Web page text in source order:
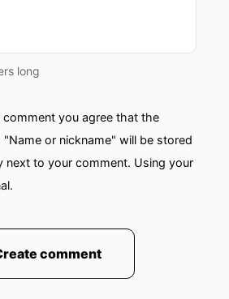
long
you agree that the
or nickname" will be stored
next to your comment. Using your
comment